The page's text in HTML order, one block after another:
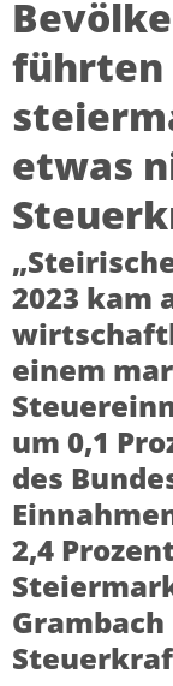
führten
etwas
2023 kam
einem
um 0,1
des
2,4